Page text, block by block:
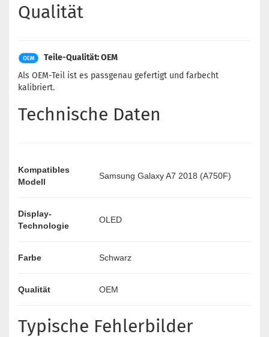
Qualität
Teile-Qualität: OEM
Als OEM-Teil ist es passgenau gefertigt und farbecht
kalibriert.
Technische Daten
Kompatibles
Modell
Samsung Galaxy A7 2018 (A750F)
Display-
Technologie
OLED
Farbe Schwarz
Qualität OEM
Typische Fehlerbilder